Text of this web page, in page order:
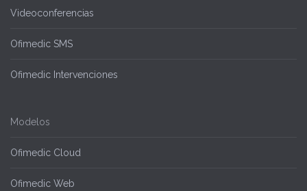
Videoconferencias
Ofimedic SMS
Ofimedic Intervenciones
Modelos
Ofimedic Cloud
Ofimedic Web